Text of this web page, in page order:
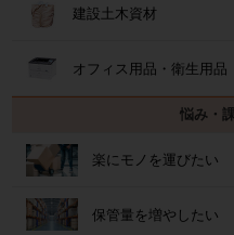
建設土木資材
オフィス用品・衛生用品
悩み・
楽にモノを運びたい
保管量を増やしたい